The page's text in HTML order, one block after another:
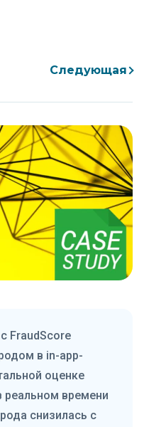
Следующая
FraudScore
в in-app-
оценке
времени
снизилась с